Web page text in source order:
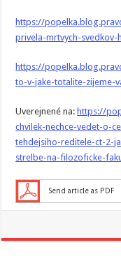
https://
privela-mrtvych-
https://
to-v-jake-totalite-zijeme-
Uverejnené na: https://
chvilek-nechce-vedet-o-
tehdejsiho-reditele-ct-2-
strelbe-na-filozoficke-
Send article as PDF